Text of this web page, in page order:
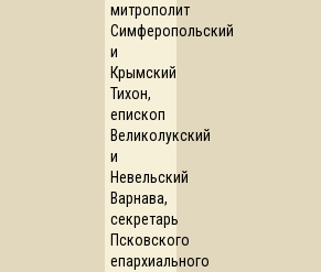
митрополит
Симферопольский
и
Крымский
Тихон,
епископ
Великолукский
и
Невельский
Варнава,
секретарь
Псковского
епархиального